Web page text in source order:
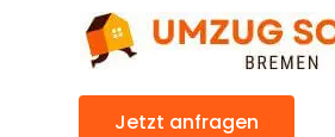
Jetzt anfragen